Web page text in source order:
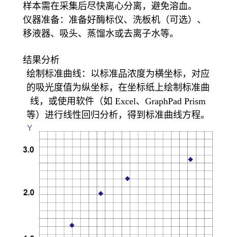
样本需在采集后尽快离心分离，避免溶血。
仪器准备：准备好酶标仪、洗板机（可选）、
移液器、吸头、蒸馏水或去离子水等。
结果分析
绘制标准曲线：以标准品浓度为横坐标，对应
的吸光度值为纵坐标，在坐标纸上绘制标准曲
线，或使用软件（如 Excel、GraphPad Prism
等）进行线性回归分析，得到标准曲线方程。